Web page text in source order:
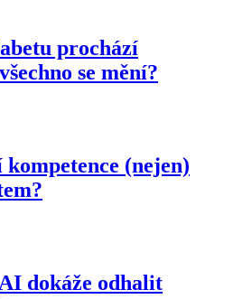
prochází
se mění?
(nejen)
dokáže odhalit